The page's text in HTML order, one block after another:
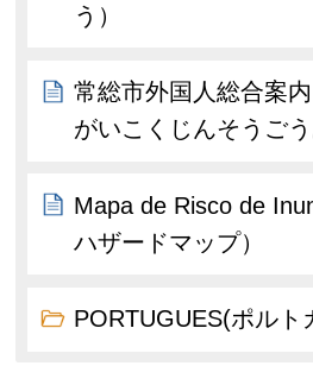
う）
常総市外国人総合案
がいこくじんそうごう
Mapa de Risco de
ハザードマップ）
PORTUGUES(ポルト